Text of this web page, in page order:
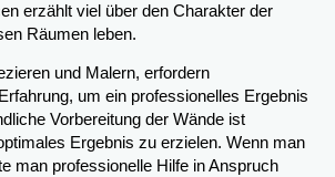
erzählt viel über den Charakter der
Räumen leben.
und Malern, erfordern
um ein professionelles Ergebnis
Vorbereitung der Wände ist
Ergebnis zu erzielen. Wenn man
man professionelle Hilfe in Anspruch